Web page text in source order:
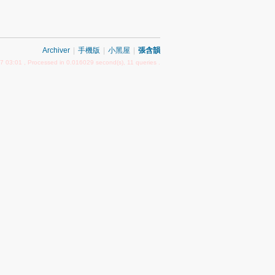
Archiver 手機版 小黑屋 張含韻
03:01 , Processed in 0.016029 second(s), 11 queries .